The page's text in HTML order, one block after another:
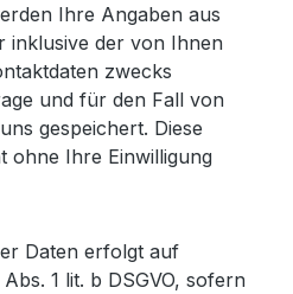
Ihre Angaben aus
inklusive der von Ihnen
zwecks
und für den Fall von
gespeichert. Diese
ohne Ihre Einwilligung
Daten erfolgt auf
1 lit. b DSGVO, sofern